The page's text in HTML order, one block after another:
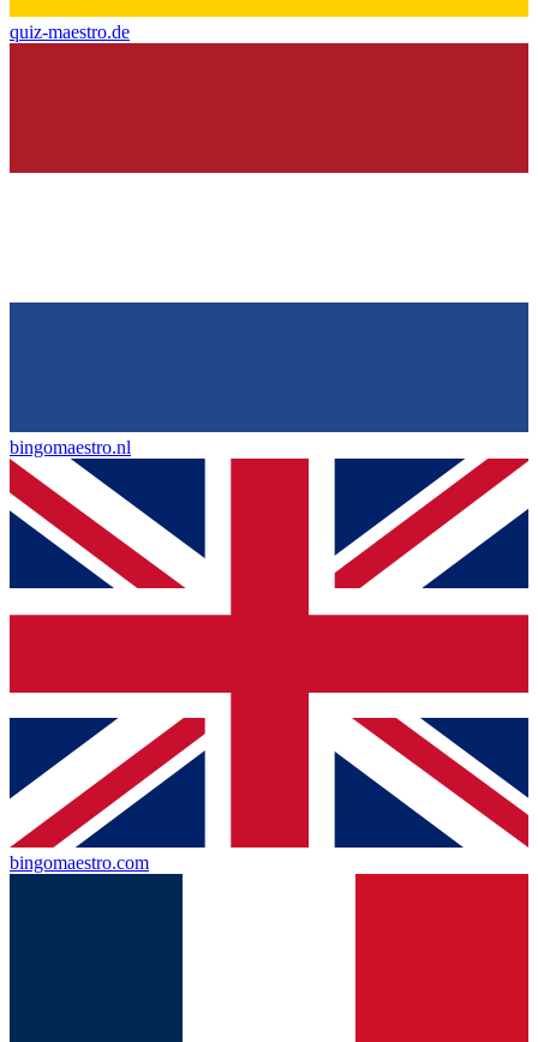
quiz-maestro.de
bingomaestro.nl
bingomaestro.com